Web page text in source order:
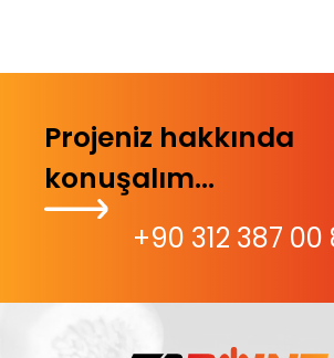
Projeniz hakkında
konuşalım...
+90 312 387 00